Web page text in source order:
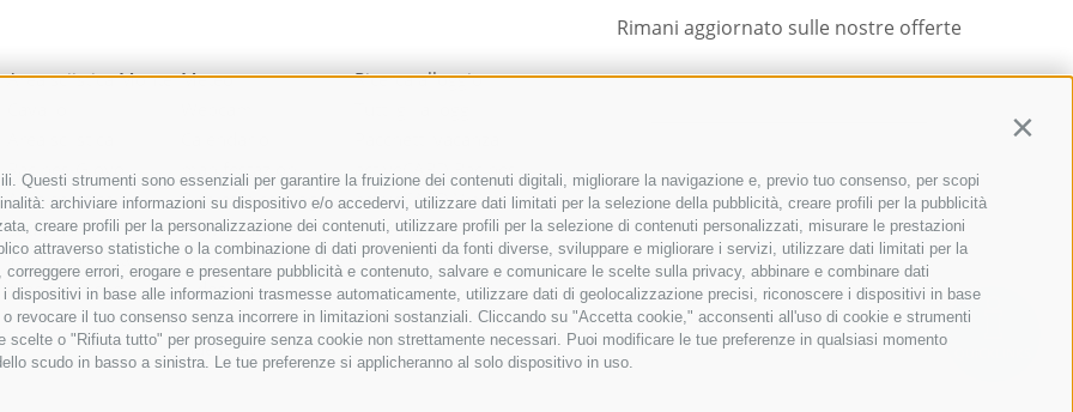
Questi strumenti sono essenziali per garantire la fruizione dei contenuti digitali, migliorare la navigazione e, previo tuo consenso, per scopi
archiviare informazioni su dispositivo e/o accedervi, utilizzare dati limitati per la selezione della pubblicità, creare profili per la pubblicità
creare profili per la personalizzazione dei contenuti, utilizzare profili per la selezione di contenuti personalizzati, misurare le prestazioni
attraverso statistiche o la combinazione di dati provenienti da fonti diverse, sviluppare e migliorare i servizi, utilizzare dati limitati per la
errori, erogare e presentare pubblicità e contenuto, salvare e comunicare le scelte sulla privacy, abbinare e combinare dati
in base alle informazioni trasmesse automaticamente, utilizzare dati di geolocalizzazione precisi, riconoscere i dispositivi in base
revocare il tuo consenso senza incorrere in limitazioni sostanziali. Cliccando su "Accetta cookie," acconsenti all'uso di cookie e strumenti
o "Rifiuta tutto" per proseguire senza cookie non strettamente necessari. Puoi modificare le tue preferenze in qualsiasi momento
scudo in basso a sinistra. Le tue preferenze si applicheranno al solo dispositivo in uso.
Area sciistica Monte
Racines-Giovo
Area sciistica
Ladurns
1 skipass per tutte le
aree sciistiche
Meteo
manifestazioni
Richiesta cataloghi
Downloads
Foto
Video
Blog
Guestnet
Ricerca alloggio
activeCARD Racines
activeCARD Vipiteno
Colle Isarco CARD
Come arrivare
Rimani aggiornato sulle nostre offerte
Registrati